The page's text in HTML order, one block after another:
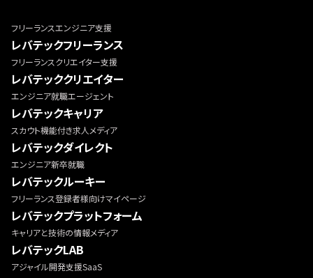
フリーランスエンジニア支援
レバテックフリーランス
フリーランスクリエイター支援
レバテッククリエイター
エンジニア就職エージェント
レバテックキャリア
スカウト機能付き求人メディア
レバテックダイレクト
エンジニア新卒就職
レバテックルーキー
フリーランス登録者様向けマイページ
レバテックプラットフォーム
キャリアと技術の情報メディア
レバテックLAB
アジャイル開発支援SaaS